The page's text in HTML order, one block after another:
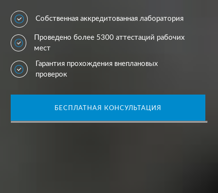
Собственная аккредитованная лаборатория
Проведено более 5300 аттестаций рабочих
мест
Гарантия прохождения внеплановых
проверок
БЕСПЛАТНАЯ КОНСУЛЬТАЦИЯ